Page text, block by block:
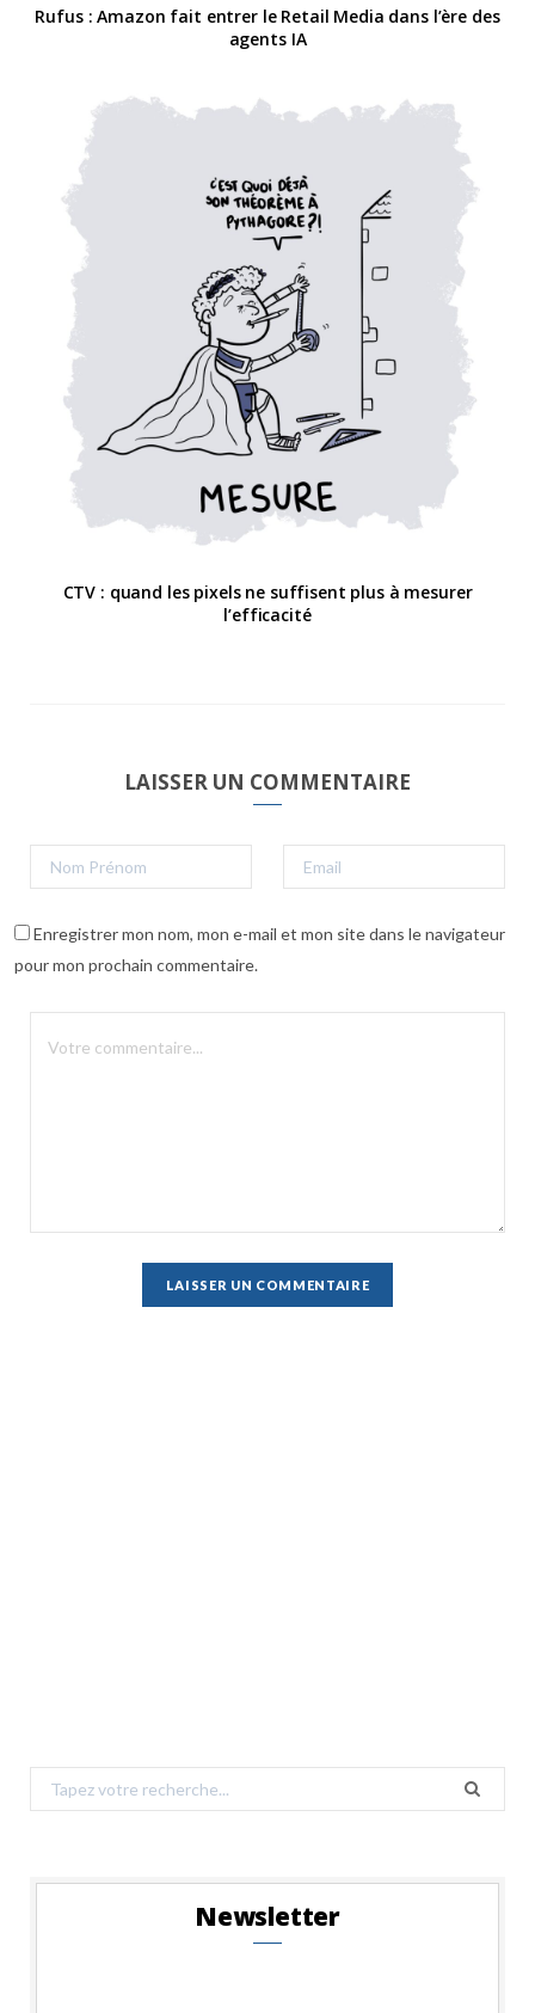
Rufus : Amazon fait entrer le Retail Media dans l’ère des
agents IA
CTV : quand les pixels ne suffisent plus à mesurer
l’efficacité
LAISSER UN COMMENTAIRE
Enregistrer mon nom, mon e-mail et mon site dans le navigateur
pour mon prochain commentaire.
Search
for:
Newsletter